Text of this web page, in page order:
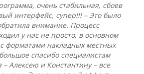
очень стабильная, сбоев
интерфейс, супер!!! – Это было
внимание. Процесс
у нас не просто, в основном
форматами накладных местных
спасибо специалистам
– Алексею и Константину – все